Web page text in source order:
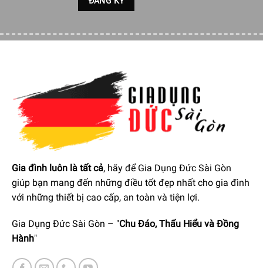
dùng có thể thoải mái thưởng thức nước nóng hoặc lạnh
Gia đình luôn là tất cả, hãy để Gia Dụng Đức Sài Gòn
giúp bạn mang đến những điều tốt đẹp nhất cho gia đình
với những thiết bị cao cấp, an toàn và tiện lợi.
Gia Dụng Đức Sài Gòn – "Chu Đáo, Thấu Hiểu và Đồng
Hành"